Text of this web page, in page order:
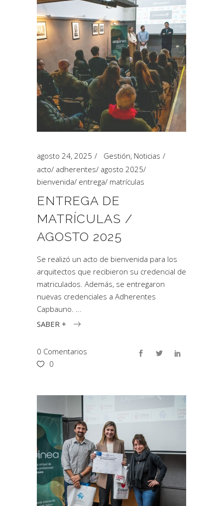
agosto 24, 2025 Gestión, Noticias
acto/ adherentes/ agosto 2025/
bienvenida/ entrega/ matrículas
ENTREGA DE
MATRÍCULAS /
AGOSTO 2025
Se realizó un acto de bienvenida para los
arquitectos que recibieron su credencial de
matriculados. Además, se entregaron
nuevas credenciales a Adherentes
Capbauno.
SABER +
0 Comentarios
0